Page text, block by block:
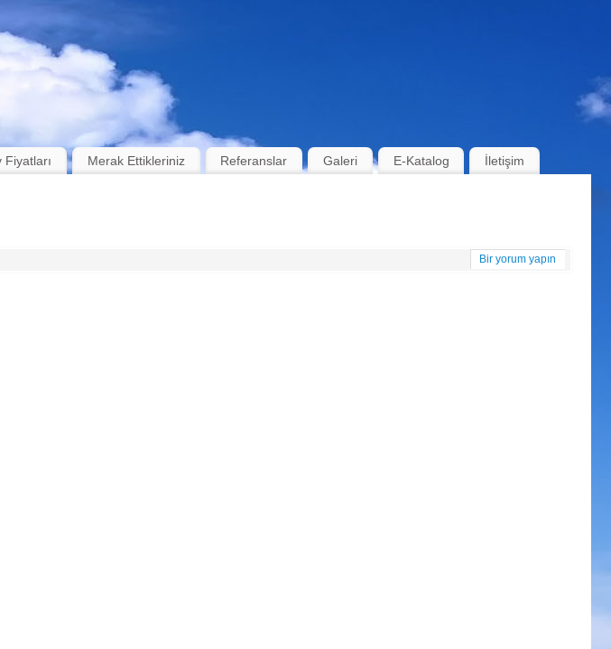
Fiyatları Merak Ettikleriniz Referanslar Galeri E-Katalog İletişim
Bir yorum yapın